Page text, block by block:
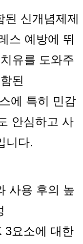
된 신개념제제
스 예방에 뛰
유를 도와주
된
에 특히 민감
안심하고 사
니다.
사용 후의 높
3요소에 대한